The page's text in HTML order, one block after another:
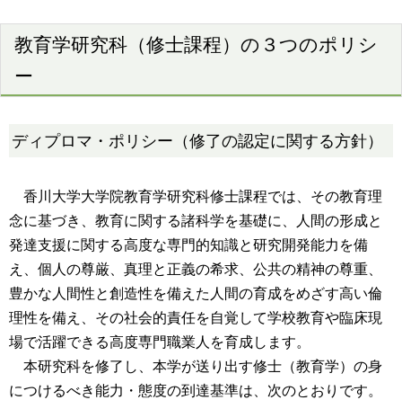
教育学研究科（修士課程）の３つのポリシ
ー
ディプロマ・ポリシー（修了の認定に関する方針）
香川大学大学院教育学研究科修士課程では、その教育理
念に基づき、教育に関する諸科学を基礎に、人間の形成と
発達支援に関する高度な専門的知識と研究開発能力を備
え、個人の尊厳、真理と正義の希求、公共の精神の尊重、
豊かな人間性と創造性を備えた人間の育成をめざす高い倫
理性を備え、その社会的責任を自覚して学校教育や臨床現
場で活躍できる高度専門職業人を育成します。
本研究科を修了し、本学が送り出す修士（教育学）の身
につけるべき能力・態度の到達基準は、次のとおりです。